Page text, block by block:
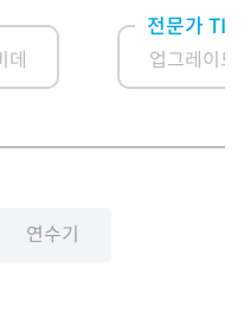
전문가 TIP
업그레이
연수기